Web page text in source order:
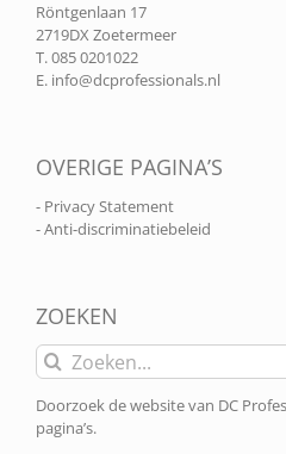
Röntgenlaan 17
2719DX Zoetermeer
T. 085 0201022
E. info@dcprofessionals.nl
OVERIGE PAGINA’S
- Privacy Statement
- Anti-discriminatiebeleid
ZOEKEN
Zoeken
naar:
Doorzoek de website van DC
pagina’s.